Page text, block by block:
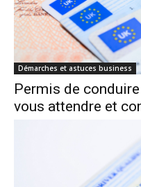
Démarches et astuces business
Permis de
vous attendre et